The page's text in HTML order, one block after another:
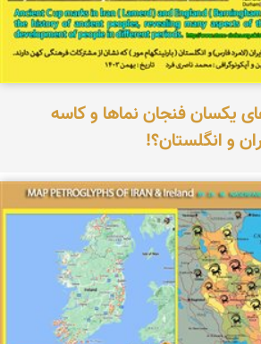
یکسان فنجان نماها و کاسه
و انگلستان؟!